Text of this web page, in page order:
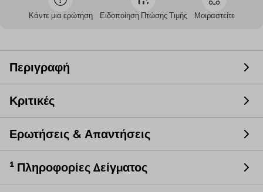
Κάντε μια ερώτηση Ειδοποίηση Πτώσης Τιμής Μοιραστείτε
Περιγραφή
Κριτικές
Ερωτήσεις & Απαντήσεις
¹ Πληροφορίες Δείγματος